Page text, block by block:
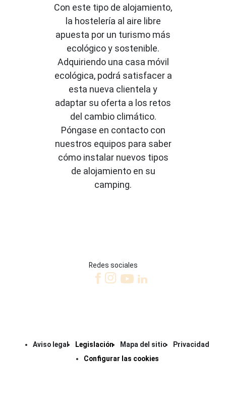
Con este tipo de alojamiento,
la hostelería al aire libre
apuesta por un turismo más
ecológico y sostenible.
Adquiriendo una casa móvil
ecológica, podrá satisfacer a
esta nueva clientela y
adaptar su oferta a los retos
del cambio climático.
Póngase en contacto con
nuestros equipos para saber
cómo instalar nuevos tipos
de alojamiento en su
camping.
Redes sociales
Aviso legal Legislación Mapa del sitio
Privacidad
Configurar las cookies